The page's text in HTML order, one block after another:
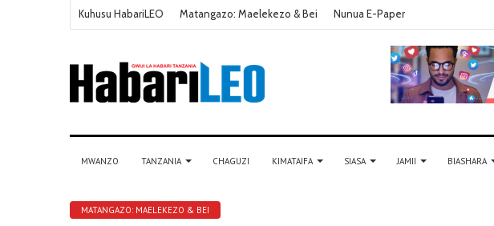
Kuhusu HabariLEO Matangazo: Maelekezo & Bei Nunua E-Paper
MWANZO TANZANIA CHAGUZI KIMATAIFA SIASA JAMII BIASHARA
MATANGAZO: MAELEKEZO & BEI